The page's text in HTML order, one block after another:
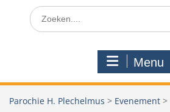
Search
for:
Menu
Parochie H. Plechelmus > Evenement >